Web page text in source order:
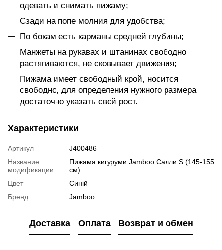
одевать и снимать пижаму;
Сзади на попе молния для удобства;
По бокам есть карманы средней глубины;
Манжеты на рукавах и штанинах свободно
растягиваются, не сковывает движения;
Пижама имеет свободный крой, носится
свободно, для определения нужного размера
достаточно указать свой рост.
Характеристики
Артикул
J400486
Название
модификации
Пижама кигуруми Jamboo Салли S (145-155
см)
Цвет
Синій
Бренд
Jamboo
Доставка Оплата Возврат и обмен